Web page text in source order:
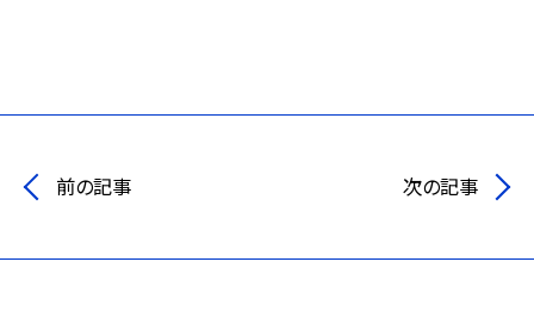
前の記事 次の記事